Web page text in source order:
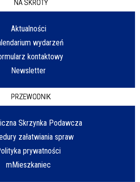
NA SKRÓTY
Aktualności
wydarzeń
kontaktowy
Newsletter
PRZEWODNIK
Skrzynka Podawcza
załatwiania spraw
prywatności
mMieszkaniec